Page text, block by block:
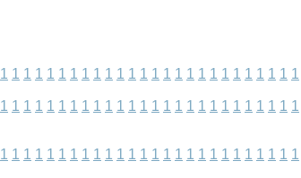
1 1 1 1 1 1 1 1 1 1 1 1 1 1 1 1 1 1 1 1 1 1 1 1 1 1
1 1 1 1 1 1 1 1 1 1 1 1 1 1 1 1 1 1 1 1 1 1 1 1 1 1
1 1 1 1 1 1 1 1 1 1 1 1 1 1 1 1 1 1 1 1 1 1 1 1 1 1